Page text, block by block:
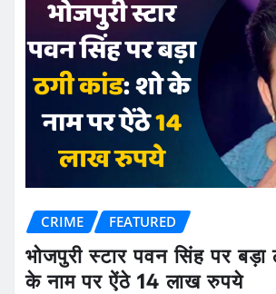
CRIME FEATURED
भोजपुरी स्टार पवन सिंह पर बड़ा
के नाम पर ऐंठे 14 लाख रुपये